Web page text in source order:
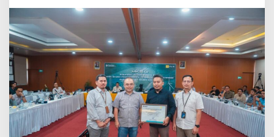
Sumatera
Kalimantan
Sulawesi